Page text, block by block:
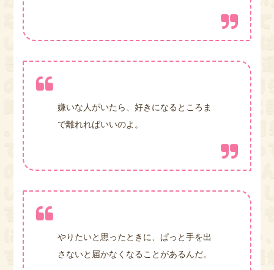
嫌いな人がいたら、好きになるところま
で離れればいいのよ。
やりたいと思ったときに、ぱっと手を出
さないと届かなくなることがあるんだ。